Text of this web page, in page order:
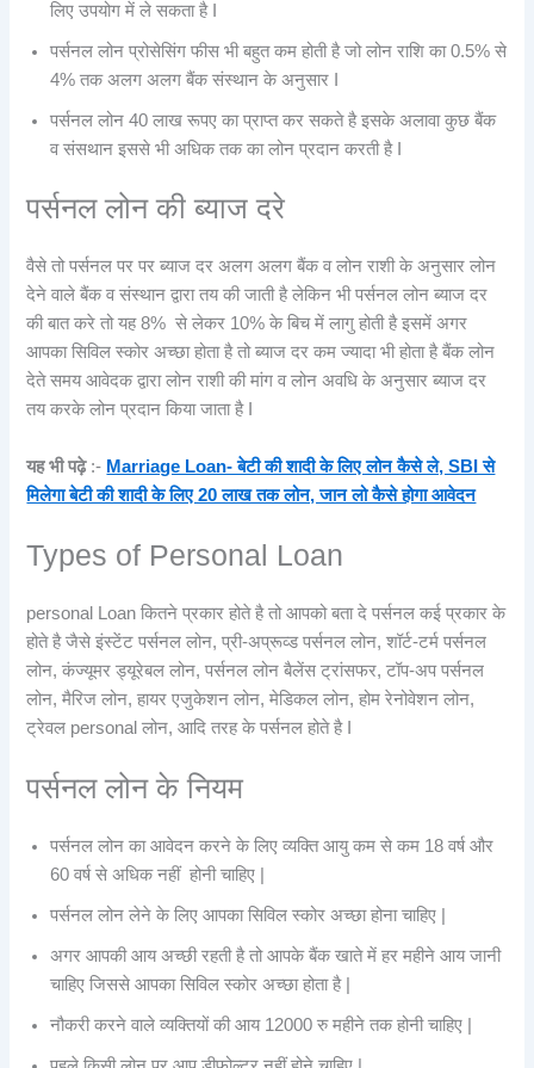
लिए उपयोग में ले सकता है I
पर्सनल लोन प्रोसेसिंग फीस भी बहुत कम होती है जो लोन राशि का 0.5% से
4% तक अलग अलग बैंक संस्थान के अनुसार I
पर्सनल लोन 40 लाख रूपए का प्राप्त कर सकते है इसके अलावा कुछ बैंक
व संसथान इससे भी अधिक तक का लोन प्रदान करती है I
पर्सनल लोन की ब्याज दरे
वैसे तो पर्सनल पर पर ब्याज दर अलग अलग बैंक व लोन राशी के अनुसार लोन
देने वाले बैंक व संस्थान द्वारा तय की जाती है लेकिन भी पर्सनल लोन ब्याज दर
की बात करे तो यह 8% से लेकर 10% के बिच में लागु होती है इसमें अगर
आपका सिविल स्कोर अच्छा होता है तो ब्याज दर कम ज्यादा भी होता है बैंक लोन
देते समय आवेदक द्वारा लोन राशी की मांग व लोन अवधि के अनुसार ब्याज दर
तय करके लोन प्रदान किया जाता है I
यह भी पढ़े:- Marriage Loan- बेटी की शादी के लिए लोन कैसे ले, SBI से
मिलेगा बेटी की शादी के लिए 20 लाख तक लोन, जान लो कैसे होगा आवेदन
Types of Personal Loan
personal Loan कितने प्रकार होते है तो आपको बता दे पर्सनल कई प्रकार के
होते है जैसे इंस्टेंट पर्सनल लोन, प्री-अप्रूव्ड पर्सनल लोन, शॉर्ट-टर्म पर्सनल
लोन, कंज्यूमर ड्यूरेबल लोन, पर्सनल लोन बैलेंस ट्रांसफर, टॉप-अप पर्सनल
लोन, मैरिज लोन, हायर एजुकेशन लोन, मेडिकल लोन, होम रेनोवेशन लोन,
ट्रेवल personal लोन, आदि तरह के पर्सनल होते है I
पर्सनल लोन के नियम
पर्सनल लोन का आवेदन करने के लिए व्यक्ति आयु कम से कम 18 वर्ष और
60 वर्ष से अधिक नहीं होनी चाहिए |
पर्सनल लोन लेने के लिए आपका सिविल स्कोर अच्छा होना चाहिए |
अगर आपकी आय अच्छी रहती है तो आपके बैंक खाते में हर महीने आय जानी
चाहिए जिससे आपका सिविल स्कोर अच्छा होता है |
नौकरी करने वाले व्यक्तियों की आय 12000 रु महीने तक होनी चाहिए |